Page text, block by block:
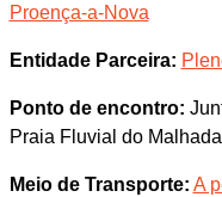
Proença-a-Nova
Entidade Parceira:
Ponto de encontro:
Praia Fluvial do Malhadal
Meio de Transporte: A